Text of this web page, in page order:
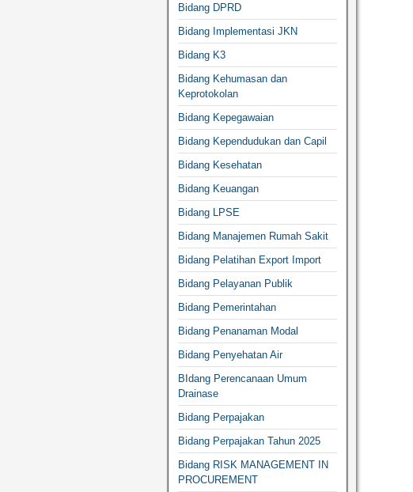
Bidang DPRD
Bidang Implementasi JKN
Bidang K3
Bidang Kehumasan dan
Keprotokolan
Bidang Kepegawaian
Bidang Kependudukan dan Capil
Bidang Kesehatan
Bidang Keuangan
Bidang LPSE
Bidang Manajemen Rumah Sakit
Bidang Pelatihan Export Import
Bidang Pelayanan Publik
Bidang Pemerintahan
Bidang Penanaman Modal
Bidang Penyehatan Air
BIdang Perencanaan Umum
Drainase
Bidang Perpajakan
Bidang Perpajakan Tahun 2025
Bidang RISK MANAGEMENT IN
PROCUREMENT